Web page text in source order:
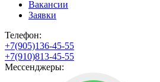
Вакансии
Заявки
Телефон:
+7(905)136-45-55
+7(910)813-45-55
Мессенджеры: